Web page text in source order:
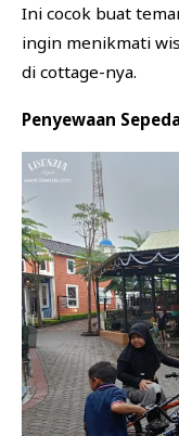
Ini cocok buat
ingin menikmati
di cottage-nya.
Penyewaan